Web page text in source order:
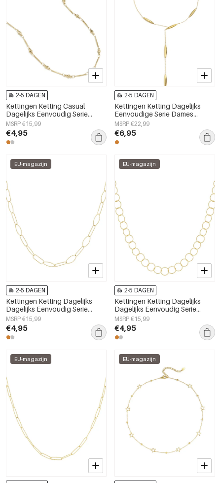
2-5 DAGEN
Kettingen Ketting Casual
Dagelijks Eenvoudig Serie
Dames sieraden
MSRP €15,99
€4,95
2-5 DAGEN
Kettingen Ketting Dagelijks
Eenvoudige Serie Dames
sieraden
MSRP €22,99
€6,95
EU-magazijn
2-5 DAGEN
Kettingen Ketting Dagelijks
Dagelijks Eenvoudig Serie
Dames sieraden
MSRP €15,99
€4,95
EU-magazijn
2-5 DAGEN
Kettingen Ketting Dagelijks
Dagelijks Eenvoudig Serie
Dames sieraden
MSRP €15,99
€4,95
EU-magazijn EU-magazijn